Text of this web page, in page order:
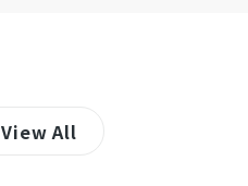
View All